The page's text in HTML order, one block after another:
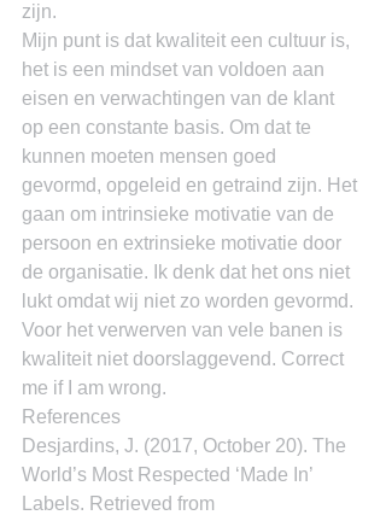
zijn.
Mijn punt is dat kwaliteit een cultuur is,
het is een mindset van voldoen aan
eisen en verwachtingen van de klant
op een constante basis. Om dat te
kunnen moeten mensen goed
gevormd, opgeleid en getraind zijn. Het
gaan om intrinsieke motivatie van de
persoon en extrinsieke motivatie door
de organisatie. Ik denk dat het ons niet
lukt omdat wij niet zo worden gevormd.
Voor het verwerven van vele banen is
kwaliteit niet doorslaggevend. Correct
me if I am wrong.
References
Desjardins, J. (2017, October 20). The
World’s Most Respected ‘Made In’
Labels. Retrieved from